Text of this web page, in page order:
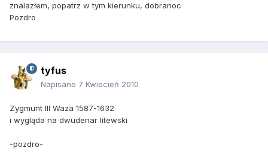
znalazłem, popatrz w tym kierunku, dobranoc
Pozdro
tyfus
Napisano 7 Kwiecień 2010
Zygmunt III Waza 1587-1632
i wygląda na dwudenar litewski
-pozdro-